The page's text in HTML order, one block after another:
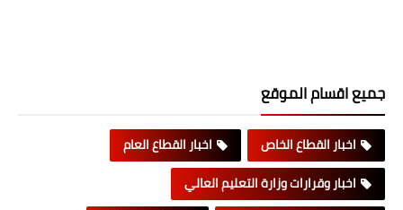
جميع اقسام الموقع
اخبار القطاع الخاص
اخبار القطاع العام
اخبار وقرارات وزارة التعليم العالي